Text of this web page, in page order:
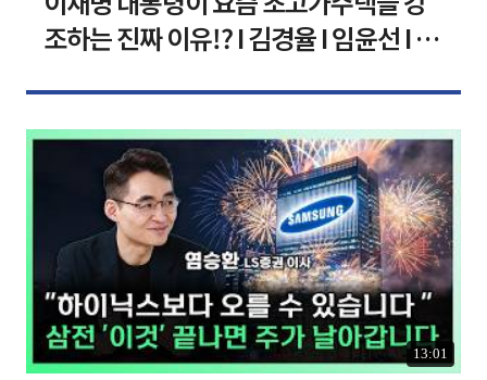
조하는 진짜 이유!? I 김경율 I 임윤선 I 정
13:01